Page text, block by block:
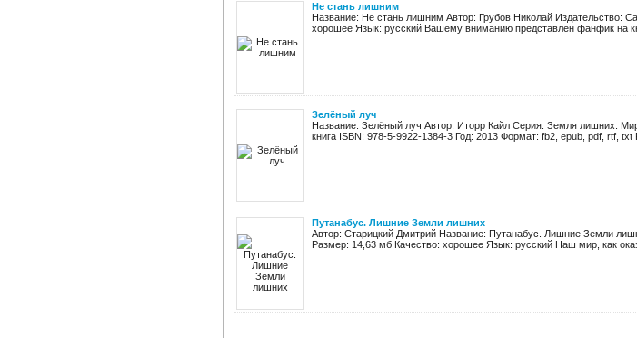
Не стань лишним
Название: Не стань лишним Автор: Грубов Николай Издательство:
хорошее Язык: русский Вашему вниманию представлен фанфик на
Зелёный луч
Название: Зелёный луч Автор: Иторр Кайл Серия: Земля лишних.
книга ISBN: 978-5-9922-1384-3 Год: 2013 Формат: fb2, epub, pdf, rtf,
Путанабус. Лишние Земли лишних
Автор: Старицкий Дмитрий Название: Путанабус. Лишние Земли
Размер: 14,63 мб Качество: хорошее Язык: русский Наш мир, как